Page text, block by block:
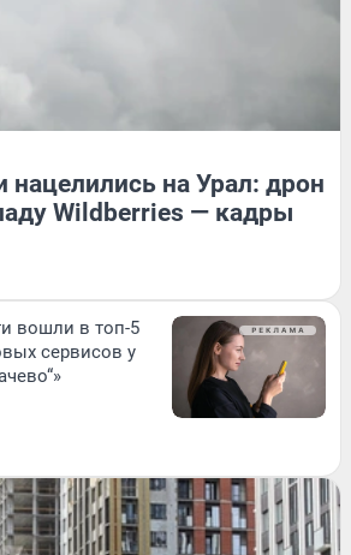
нацелились на Урал: дрон
Wildberries — кадры
вошли в топ-5
сервисов у